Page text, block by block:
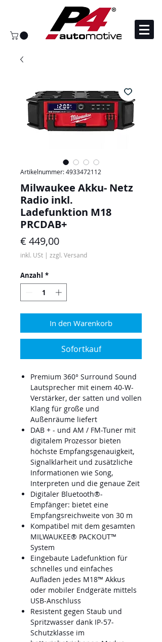
Artikelnummer: 4933472112
Milwaukee Akku- Netz
Radio inkl.
Ladefunktion M18
PRCDAB+
€ 449,00Preis
inkl. USt | zzgl. Versand
Anzahl *
In den Warenkorb
Sofortkauf
Premium 360° Surround Sound
Lautsprecher mit einem 40-W-
Verstärker, der satten und vollen
Klang für große und
Außenräume liefert
DAB + - und AM / FM-Tuner mit
digitalem Prozessor bieten
höchste Empfangsgenauigkeit,
Signalklarheit und zusätzliche
Informationen wie Song,
Interpreten und die genaue Zeit
Digitaler Bluetooth®-
Empfänger: bietet eine
Empfangsreichweite von 30 m
Kompatibel mit dem gesamten
MILWAUKEE® PACKOUT™
System
Eingebaute Ladefunktion für
schnelles und einfaches
Aufladen jedes M18™ Akkus
oder mobiler Endgeräte mittels
USB-Anschluss
Resistent gegen Staub und
Spritzwasser dank IP-57-
Schutzklasse im